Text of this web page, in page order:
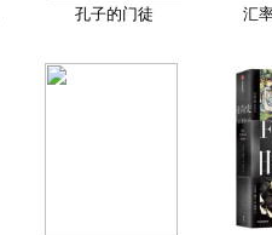
孔子的门徒 汇